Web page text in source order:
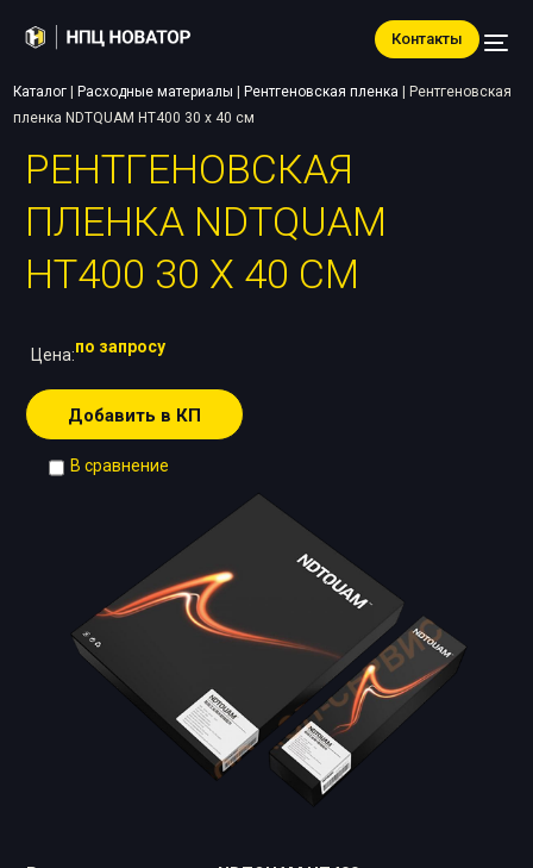
Контакты
Каталог Расходные материалы Рентгеновская пленка
Рентгеновская
пленка NDTQUAM HT400 30 х 40 см
РЕНТГЕНОВСКАЯ
ПЛЕНКА NDTQUAM
HT400 30 Х 40 СМ
Цена:по запросу
Добавить в КП
В сравнение